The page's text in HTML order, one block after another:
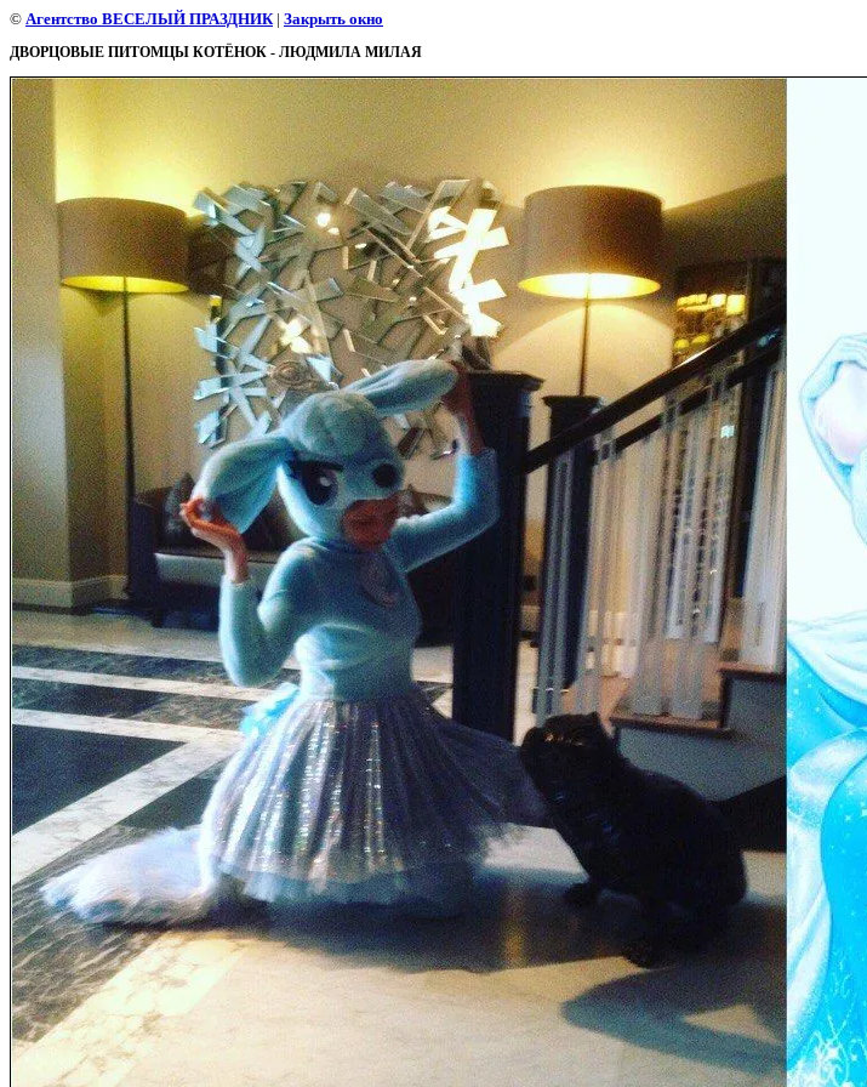
© Агентство ВЕСЕЛЫЙ ПРАЗДНИК| Закрыть окно
ДВОРЦОВЫЕ ПИТОМЦЫ КОТЁНОК - ЛЮДМИЛА МИЛАЯ